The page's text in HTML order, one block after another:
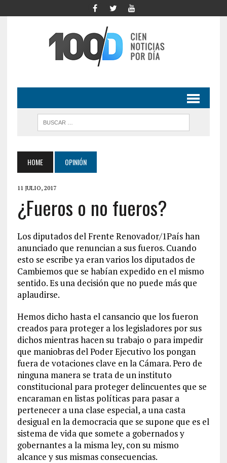
HOME OPINIÓN
11 JULIO, 2017
¿Fueros o no fueros?
Los diputados del Frente Renovador/1País han
anunciado que renuncian a sus fueros. Cuando
esto se escribe ya eran varios los diputados de
Cambiemos que se habían expedido en el mismo
sentido. Es una decisión que no puede más que
aplaudirse.
Hemos dicho hasta el cansancio que los fueron
creados para proteger a los legisladores por sus
dichos mientras hacen su trabajo o para impedir
que maniobras del Poder Ejecutivo los pongan
fuera de votaciones clave en la Cámara. Pero de
ninguna manera se trata de un instituto
constitucional para proteger delincuentes que se
encaraman en listas políticas para pasar a
pertenecer a una clase especial, a una casta
desigual en la democracia que se supone que es el
sistema de vida que somete a gobernados y
gobernantes a la misma ley, con su mismo
alcance y sus mismas consecuencias.